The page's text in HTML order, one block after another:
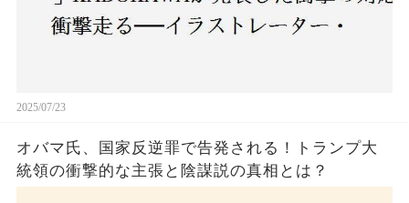
2025/07/23
オバマ氏、国家反逆罪で告発される！トランプ大
統領の衝撃的な主張と陰謀説の真相とは？